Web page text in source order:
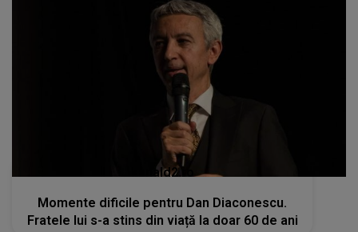
kanald2.ro
Momente dificile pentru Dan Diaconescu.
Fratele lui s-a stins din viață la doar 60 de ani